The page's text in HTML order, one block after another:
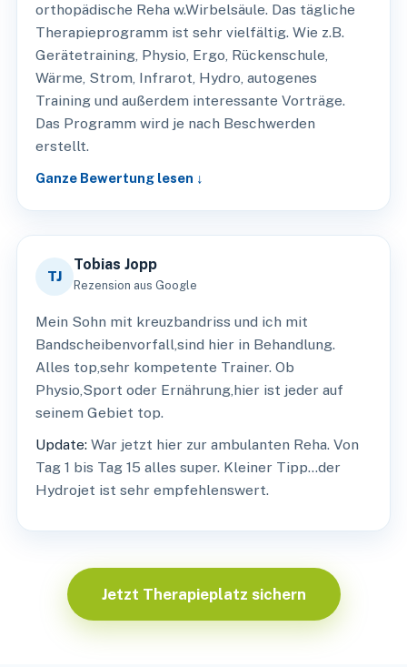
orthopädische Reha w.Wirbelsäule. Das tägliche
Therapieprogramm ist sehr vielfältig. Wie z.B.
Gerätetraining, Physio, Ergo, Rückenschule,
Wärme, Strom, Infrarot, Hydro, autogenes
Training und außerdem interessante Vorträge.
Das Programm wird je nach Beschwerden
erstellt.
Ganze Bewertung lesen ↓
TJ
Tobias Jopp
Rezension aus Google
Mein Sohn mit kreuzbandriss und ich mit
Bandscheibenvorfall,sind hier in Behandlung.
Alles top,sehr kompetente Trainer. Ob
Physio,Sport oder Ernährung,hier ist jeder auf
seinem Gebiet top.
Update: War jetzt hier zur ambulanten Reha. Von
Tag 1 bis Tag 15 alles super. Kleiner Tipp…der
Hydrojet ist sehr empfehlenswert.
Jetzt Therapieplatz sichern